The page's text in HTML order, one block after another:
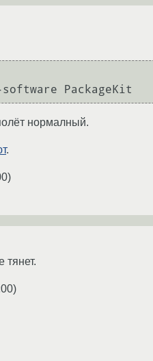
нормалный.
.
)
тянет.
)